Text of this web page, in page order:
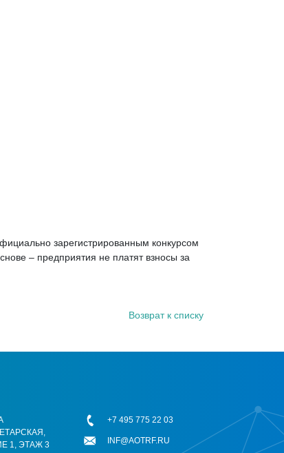
зарегистрированным конкурсом
– предприятия не платят взносы за
Возврат к списку
1, ЭТАЖ 3
+7 495 775 22 03
INF@AOTRF.RU